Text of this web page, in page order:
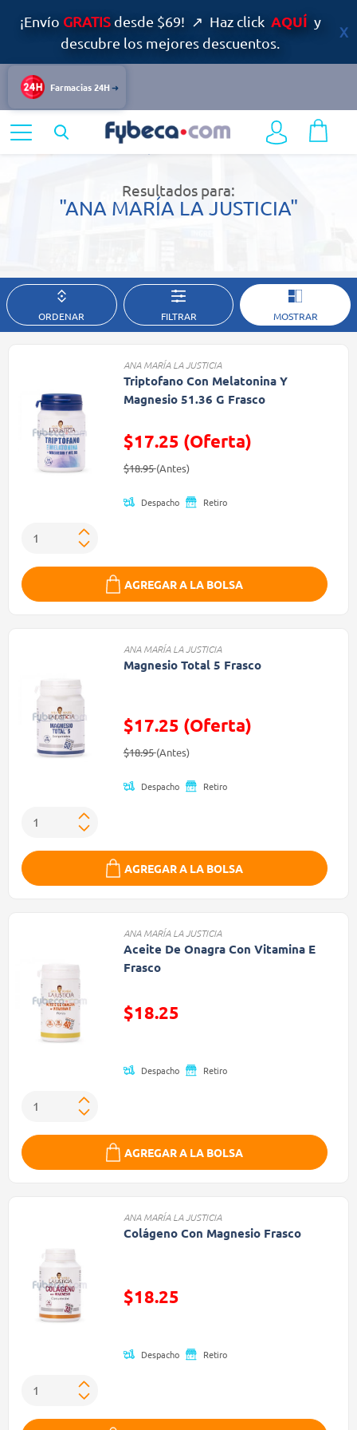
¡Envío GRATISdesde $69! ↗ Haz click AQUÍ y
descubre los mejores descuentos.
Farmacias 24H
Resultados de búsqueda
Resultados para:
"ANA MARÍA LA JUSTICIA"
ORDENAR FILTRAR MOSTRAR
ANA MARÍA LA JUSTICIA
Triptofano Con Melatonina Y
Magnesio 51.36 G Frasco
$17.25 (Oferta)
Precio reducido de
$18.95(Antes)(Oferta)
Despacho Retiro
AGREGAR A LA BOLSA
ANA MARÍA LA JUSTICIA
Magnesio Total 5 Frasco
$17.25 (Oferta)
Precio reducido de
$18.95(Antes)(Oferta)
Despacho Retiro
AGREGAR A LA BOLSA
ANA MARÍA LA JUSTICIA
Aceite De Onagra Con Vitamina E
Frasco
Precio reducido de
$18.25
Despacho Retiro
AGREGAR A LA BOLSA
ANA MARÍA LA JUSTICIA
Colágeno Con Magnesio Frasco
Precio reducido de
$18.25
Despacho Retiro